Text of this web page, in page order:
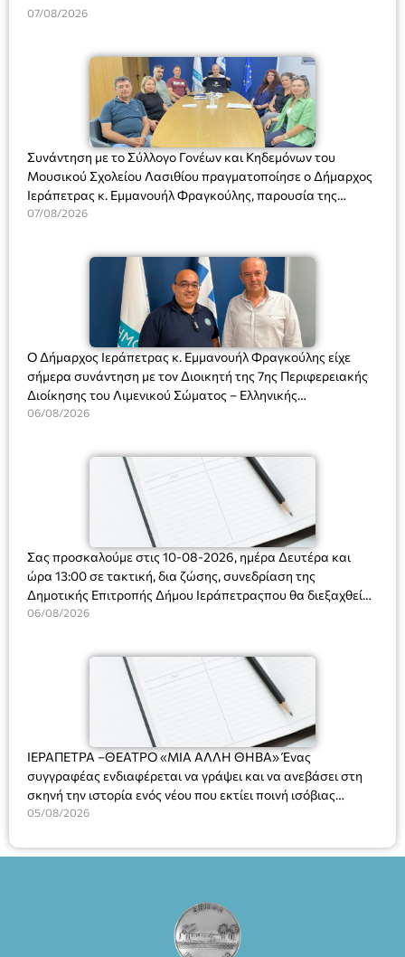
07/08/2026
Συνάντηση με το Σύλλογο Γονέων και Κηδεμόνων του
Μουσικού Σχολείου Λασιθίου πραγματοποίησε ο Δήμαρχος
Ιεράπετρας κ. Εμμανουήλ Φραγκούλης, παρουσία της
Διευθύντριας του σχολείου κας Μαριάννας Χαΐτα.
07/08/2026
Ο Δήμαρχος Ιεράπετρας κ. Εμμανουήλ Φραγκούλης είχε
σήμερα συνάντηση με τον Διοικητή της 7ης Περιφερειακής
Διοίκησης του Λιμενικού Σώματος – Ελληνικής
Ακτοφυλακής (Λ.Σ.-ΕΛ.ΑΚΤ.), Αρχιπλοίαρχο Λ.Σ. κ. Ιωάννη
06/08/2026
Σας προσκαλούμε στις 10-08-2026, ημέρα Δευτέρα και
ώρα 13:00 σε τακτική, δια ζώσης, συνεδρίαση της
Δημοτικής Επιτροπής Δήμου Ιεράπετραςπου θα διεξαχθεί
στο Δημοτικό Κατάστημα, Δημοκρατίας 31 στην αίθουσα
και λήψη αποφάσεων στα παρακάτω θέματα:
06/08/2026
ΙΕΡΑΠΕΤΡΑ –ΘΕΑΤΡΟ «ΜΙΑ ΑΛΛΗ ΘΗΒΑ» Ένας
συγγραφέας ενδιαφέρεται να γράψει και να ανεβάσει στη
σκηνή την ιστορία ενός νέου που εκτίει ποινή ισόβιας
κάθειρξης για πατροκτονία. Ένα πολυβραβευμένο έργο για
ασθένεια, τον ερωτισμό. Ένα έργο αινιγματικό, συγκινητικό,
έργο, ενώ η παράσταση έχει καθιερωθεί ως σημαντικό
θεατρικό γεγονός χάρη στις εξαιρετικές ερμηνείες του
Θάνου Λέκκα στον ρόλο του Συγγραφέα και του Δημήτρη
05/08/2026